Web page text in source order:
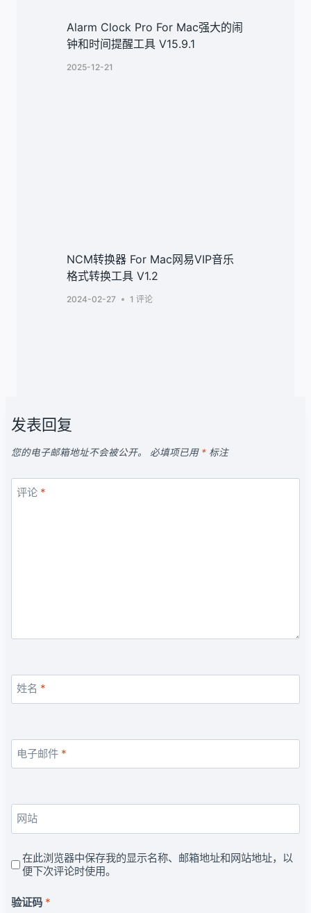
Alarm Clock Pro For Mac强大的闹
钟和时间提醒工具 V15.9.1
2025-12-21
NCM转换器 For Mac网易VIP音乐
格式转换工具 V1.2
2024-02-27 1 评论
发表回复
您的电子邮箱地址不会被公开。 必填项已用 * 标注
评论 *
姓名 *
电子邮件 *
网站
在此浏览器中保存我的显示名称、邮箱地址和网站地址，以
便下次评论时使用。
验证码 *